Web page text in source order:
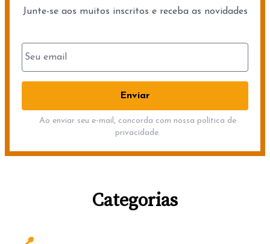
Junte-se aos muitos inscritos e receba as novidades
Ao enviar seu e-mail, concorda com nossa política de
privacidade.
Categorias